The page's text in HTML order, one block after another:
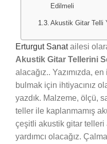
Edilmeli
Akustik Gitar Telli
Erturgut Sanatailesi
Akustik Gitar Tellerini
alacağız.. Yazımızda, en
bulmak için ihtiyacınız
yazdık. Malzeme, ölçü,
teller ile kaplanmamış
çeşitli akustik gitar telleri
yardımcı olacağız.